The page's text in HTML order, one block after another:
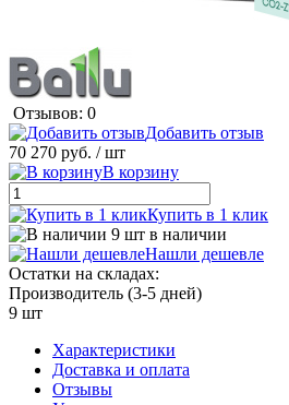
Отзывов: 0
Добавить отзыв
70 270 руб. / шт
В корзину
Купить в 1 клик
9 шт в наличии
Нашли дешевле
Остатки на складах:
Производитель (3-5 дней)
9 шт
Характеристики
Доставка и оплата
Отзывы